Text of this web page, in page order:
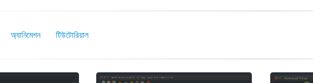
অ্যানিমেশন টিউটোরিয়াল